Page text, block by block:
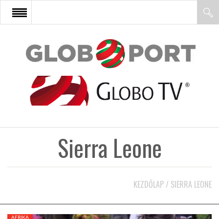
FŐOLDAL
AFRIKA
Sierra Leone
KEZDŐLAP / SIERRA LEONE
AFRIKA